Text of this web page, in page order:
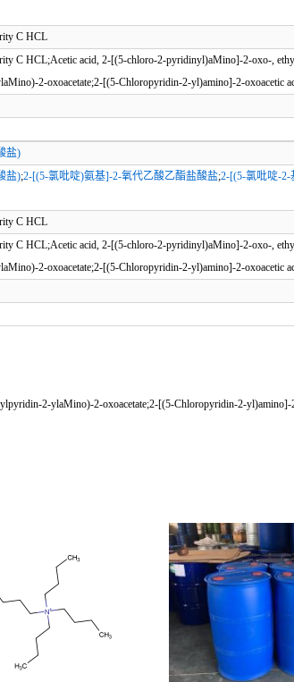
C HCL
C HCL;Acetic acid, 2-[(5-chloro-2-pyridinyl)aMino]-2-oxo-,
2-oxoacetate;2-[(5-Chloropyridin-2-yl)amino]-2-oxoacetic
盐)
盐);2-[(5-氯吡啶)氨基]-2-氧代乙酸乙酯盐酸盐;2-[(5-氯吡啶-
C HCL
C HCL;Acetic acid, 2-[(5-chloro-2-pyridinyl)aMino]-2-oxo-,
2-oxoacetate;2-[(5-Chloropyridin-2-yl)amino]-2-oxoacetic
2-ylaMino)-2-oxoacetate;2-[(5-Chloropyridin-2-yl)amino]-